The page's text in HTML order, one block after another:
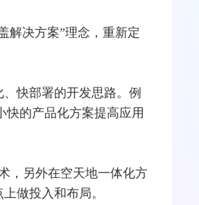
解决方案”理念，重新定
快部署的开发思路。例
快的产品化方案提高应用
，另外在空天地一体化方
做投入和布局。